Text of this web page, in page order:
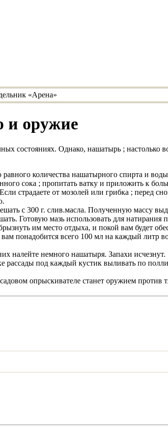
и оружие
состояниях. Однако, нашатырь ; настолько
количества нашатырного спирта и
сока ; пропитать ватку и приложить к
страдаете от мозолей или грибка ; перед
с 300 г. слив.масла. Полученную массу
Готовую мазь использовать для натирания
им место отдыха, и покой вам будет
понадобится всего 100 мл на каждый литр
налейте немного нашатыря. Запахи исчезнут.
под каждый кустик выливать по
опрыскивателе станет оружием против